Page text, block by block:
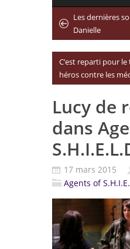
Les dernières
Danielle
C’est reparti pour
héros contre les
Lucy de
dans
17 mars 2015
Agents of